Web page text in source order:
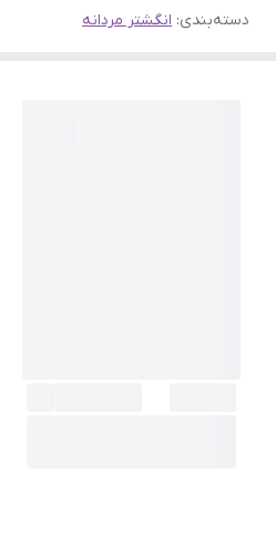
دسته‌بندی: انگشتر مردانه